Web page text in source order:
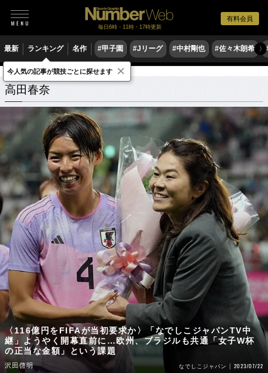
有料会員
毎日6時・11時・17時更新
最新 ランキング 名作 #甲子園 #Jリーグ #中村剛也 #佐々木朗希 〉
高田春奈 関連記事
高田春奈
〈116億円をFIFAが当初要求か〉「なでしこジャパンTV中
継」ようやく開幕直前に…欧州、ブラジルも共通「女子W杯
の正当な金額」という課題
沢田啓明 なでしこジャパン 2023/07/22
今人気の記事が競技ごとに探せます ×